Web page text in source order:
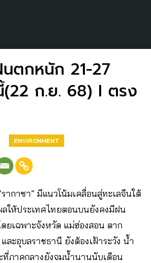
ตกหนัก 21-27
ก.ย. 68) I ตรง
ENVIRONMENT
ากาซา” มีแนวโน้มเคลื่อนสู่ทะเลจีนใต้
ลให้ประเทศไทยตอนบนยังคงมีฝน
ยเฉพาะจังหวัด แม่ฮ่องสอน ตาก
ะอุบลราชธานี ยังต้องเฝ้าระวัง น้ำ
ภาคกลางยังจมน้ำนานนับเดือน